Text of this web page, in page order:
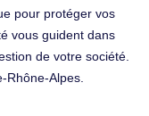
pour protéger vos
vous guident dans
de votre société.
Rhône-Alpes.